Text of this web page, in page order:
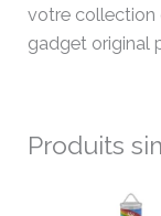
votre collection
gadget original
Produits